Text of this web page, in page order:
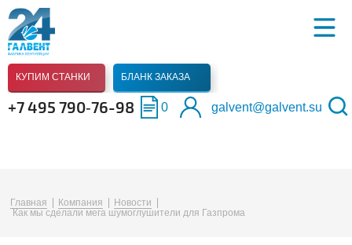
КУПИМ СТАНКИ БЛАНК ЗАКАЗА
+7 495 790‑76-98 0 galvent@galvent.su
Главная Компания
Новости
Как мы сделали мега шумоглушители для Газпрома